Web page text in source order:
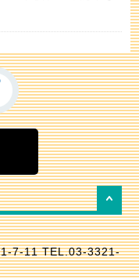
7-11 TEL.03-3321-